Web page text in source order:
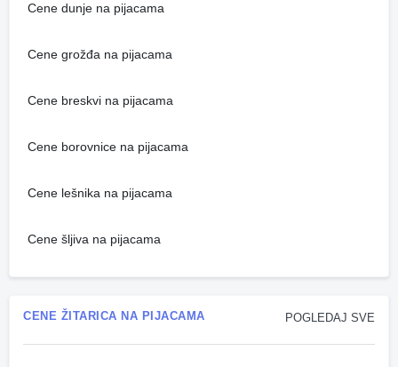
Cene dunje na pijacama
Cene grožđa na pijacama
Cene breskvi na pijacama
Cene borovnice na pijacama
Cene lešnika na pijacama
Cene šljiva na pijacama
POGLEDAJ SVE
CENE ŽITARICA NA PIJACAMA